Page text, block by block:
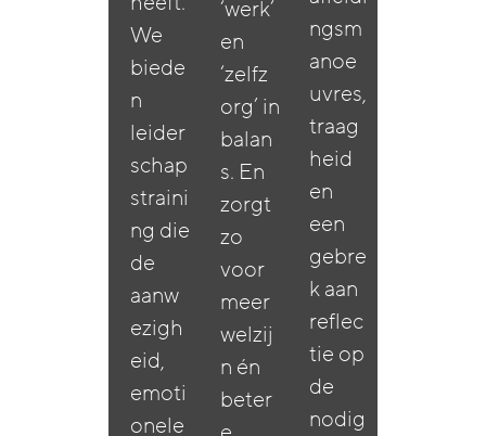
We
biede
n
leider
schap
straini
ng die
de
aanw
ezigh
eid,
emoti
onele
‘werk’
en
‘zelfz
org’ in
balan
s. En
zorgt
zo
voor
meer
welzij
n én
beter
ngsm
anoe
uvres,
traag
heid
en
een
gebre
k aan
reflec
tie op
de
nodig